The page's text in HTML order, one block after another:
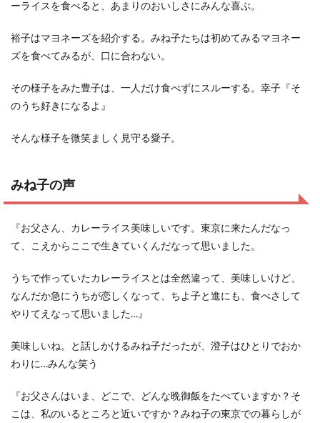
ーライスを食べると、あまりのおいしさにみんな喜ぶ。
裕子はマヨネーズを紹介する。みね子たちは初めてみるマヨネー
ズを食べてみるが、口に合わない。
その様子をみた豊子は、一人だけ食べずにスルーする。幸子『そ
のうち好きになるよ』
そんな様子を微笑ましく見守る愛子。
みね子の声
『お父さん、カレーライス美味しいです。東京に来たんだなっ
て、こえからここで生きていくんだなって思いました。
うちで作っていたカレーライスとは全然違って、美味しいけど、
なんだか急にうちが恋しくなって、ちよ子と進にも、食べさして
やりてえなって思いました…』
美味しいね。と話しかけるみね子だったが、澄子はひとりでおか
わりに…みんな笑う
『お父さんはいま、どこで、どんな晩御飯をたべていますか？そ
こは、私のいるところと近いですか？みね子の東京での暮らしが